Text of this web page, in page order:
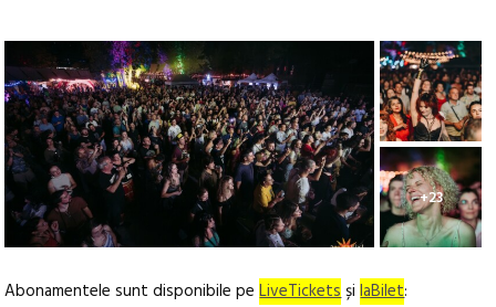
+23
Abonamentele sunt disponibile peLiveTicketsșiIaBilet: